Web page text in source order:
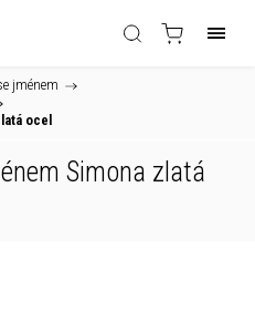
jménem /
ocel
Simona zlatá